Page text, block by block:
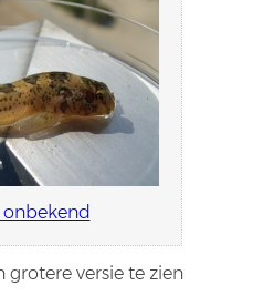
onbekend
grotere versie te zien